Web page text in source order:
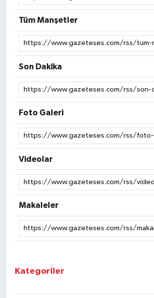
Tüm Manşetler
Son Dakika
Foto Galeri
Videolar
Makaleler
Kategoriler